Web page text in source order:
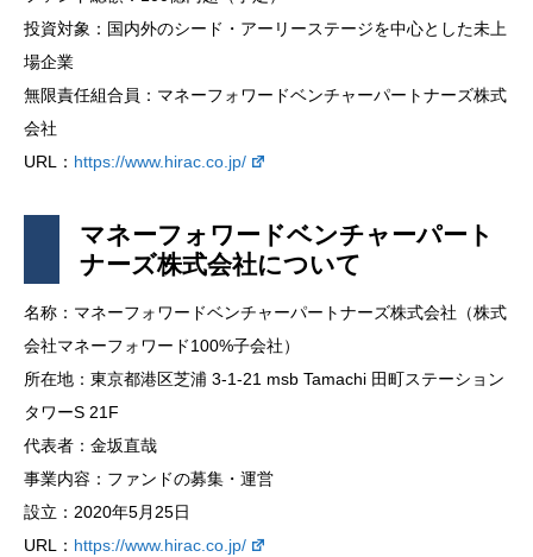
投資対象：国内外のシード・アーリーステージを中心とした未上
場企業
無限責任組合員：マネーフォワードベンチャーパートナーズ株式
会社
URL： https://www.hirac.co.jp/
マネーフォワードベンチャーパート
ナーズ株式会社について
名称：マネーフォワードベンチャーパートナーズ株式会社（株式
会社マネーフォワード100%子会社）
所在地：東京都港区芝浦 3-1-21 msb Tamachi 田町ステーション
タワーS 21F
代表者：金坂直哉
事業内容：ファンドの募集・運営
設立：2020年5月25日
URL： https://www.hirac.co.jp/